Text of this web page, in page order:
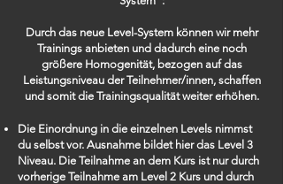
Durch das neue Level-System können wir mehr
Trainings anbieten und dadurcheine noch
größere Homogenität, bezogen auf das
Leistungsniveau der Teilnehmer/innen, schaffen
und somit die Trainingsqualität weiter erhöhen.
Die Einordnung in die einzelnen Levels nimmst
du selbst vor. Ausnahme bildet hier das Level 3
Niveau. Die Teilnahme an dem Kurs ist nur durch
vorherige Teilnahme am Level 2 Kurs und durch